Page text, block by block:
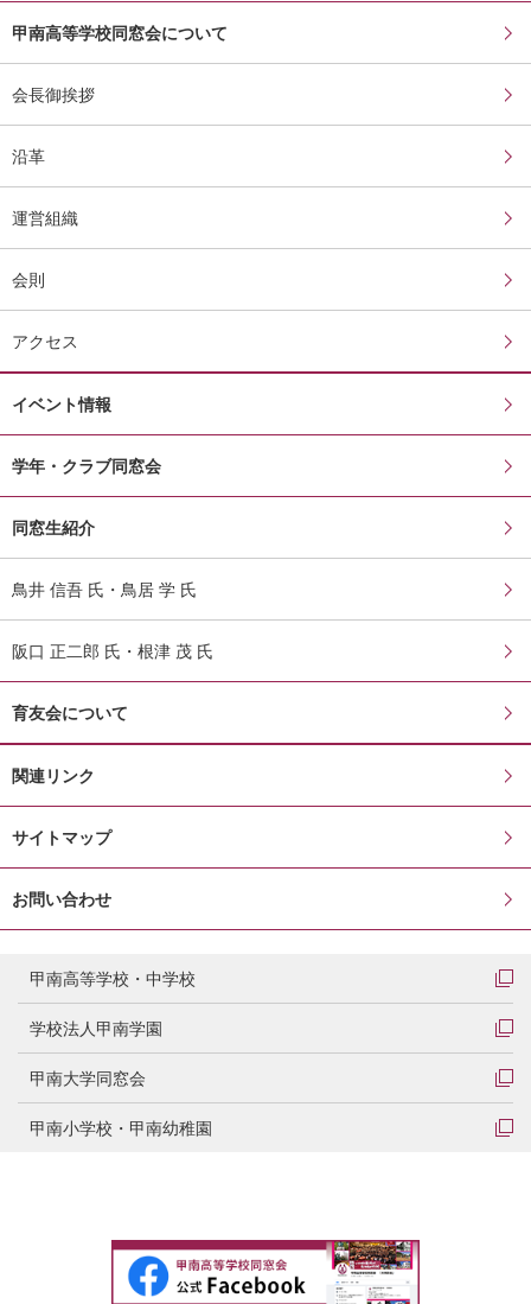
甲南高等学校同窓会について
会長御挨拶
沿革
運営組織
会則
アクセス
イベント情報
学年・クラブ同窓会
同窓生紹介
鳥井 信吾 氏・鳥居 学 氏
阪口 正二郎 氏・根津 茂 氏
育友会について
関連リンク
サイトマップ
お問い合わせ
甲南高等学校・中学校
学校法人甲南学園
甲南大学同窓会
甲南小学校・甲南幼稚園